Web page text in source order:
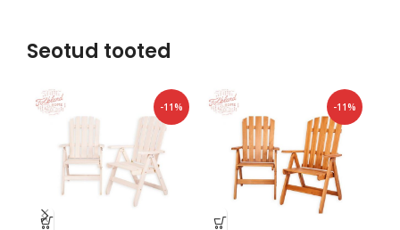
Seotud tooted
-11% -11%